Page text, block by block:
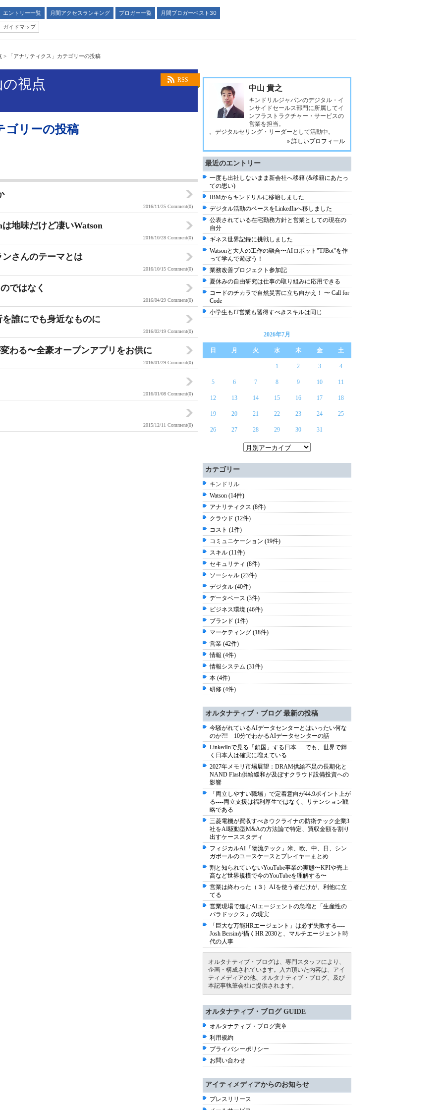
エントリー一覧 月間アクセスランキング ブロガー一覧
月間ブロガーベスト30
ガイドマップ
> 「アナリティクス」カテゴリーの投稿
RSS
視点
ゴリーの投稿
2016/11/25 Comment(0)
地味だけど凄いWatson
2016/10/28 Comment(0)
さんのテーマとは
2016/10/15 Comment(0)
ではなく
2016/04/29 Comment(0)
誰にでも身近なものに
2016/02/19 Comment(0)
わる〜全豪オープンアプリをお供に
2016/01/29 Comment(0)
2016/01/08 Comment(0)
2015/12/11 Comment(0)
中山 貴之
キンドリルジャパンのデジタル・イ
ンサイドセールス部門に所属してイ
ンフラストラクチャー・サービスの
営業を担当。
。デジタルセリング・リーダーとして活動中。
» 詳しいプロフィール
最近のエントリー
一度も出社しないまま新会社へ移籍 (&移籍にあたっ
ての思い)
IBMからキンドリルに移籍しました
デジタル活動のベースをLinkedInへ移しました
公表されている在宅勤務方針と営業としての現在の
自分
ギネス世界記録に挑戦しました
Watsonと大人の工作の融合〜AIロボット"TJBot"を作
って学んで遊ぼう！
業務改善プロジェクト参加記
夏休みの自由研究は仕事の取り組みに応用できる
コードのチカラで自然災害に立ち向かえ！ 〜 Call for
Code
小学生もIT営業も習得すべきスキルは同じ
2026年7月
日 月 火 水 木 金 土
1 2 3 4
5 6 7 8 9 10 11
12 13 14 15 16 17 18
19 20 21 22 23 24 25
26 27 28 29 30 31
カテゴリー
キンドリル
Watson (14件)
アナリティクス (8件)
クラウド (12件)
コスト (1件)
コミュニケーション (19件)
スキル (11件)
セキュリティ (8件)
ソーシャル (23件)
デジタル (40件)
データベース (3件)
ビジネス環境 (46件)
ブランド (1件)
マーケティング (18件)
営業 (42件)
情報 (4件)
情報システム (31件)
本 (4件)
研修 (4件)
オルタナティブ・ブログ 最新の投稿
今騒がれているAIデータセンターとはいったい何な
のか?!! 10分でわかるAIデータセンターの話
LinkedInで見る「鎖国」する日本 ― でも、世界で輝
く日本人は確実に増えている
2027年メモリ市場展望：DRAM供給不足の長期化と
NAND Flash供給緩和が及ぼすクラウド設備投資への
影響
「両立しやすい職場」で定着意向が44.9ポイント上が
る----両立支援は福利厚生ではなく、リテンション戦
略である
三菱電機が買収すべきウクライナの防衛テック企業3
社をAI駆動型M&Aの方法論で特定、買収金額を割り
出すケーススタディ
フィジカルAI「物流テック」米、欧、中、日、シン
ガポールのユースケースとプレイヤーまとめ
割と知られていないYouTube事業の実態〜KPIや売上
高など世界規模で今のYouTubeを理解する〜
営業は終わった（３）AIを使う者だけが、利他に立
てる
営業現場で進むAIエージェントの急増と「生産性の
パラドックス」の現実
「巨大な万能HRエージェント」は必ず失敗する----
Josh Bersinが描くHR 2030と、マルチエージェント時
代の人事
オルタナティブ・ブログは、専門スタッフにより、
企画・構成されています。入力頂いた内容は、アイ
ティメディアの他、オルタナティブ・ブログ、及び
本記事執筆会社に提供されます。
オルタナティブ・ブログ GUIDE
オルタナティブ・ブログ憲章
利用規約
プライバシーポリシー
お問い合わせ
アイティメディアからのお知らせ
プレスリリース